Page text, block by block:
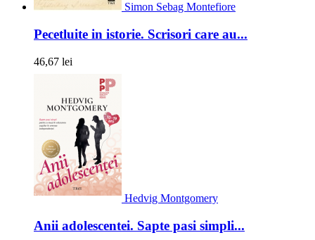
Simon Sebag Montefiore
Pecetluite in istorie. Scrisori care au...
46,67 lei
Hedvig Montgomery
Anii adolescentei. Sapte pasi simpli...